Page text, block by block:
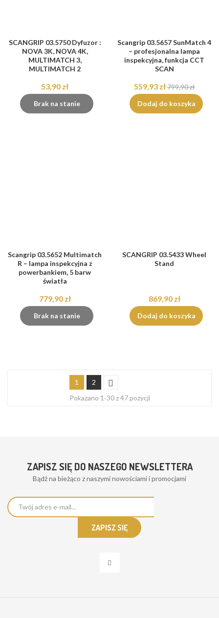
SCANGRIP 03.5750 Dyfuzor :
NOVA 3K, NOVA 4K,
MULTIMATCH 3,
MULTIMATCH 2
53,90 zł
Brak na stanie
Scangrip 03.5657 SunMatch 4
– profesjonalna lampa
inspekcyjna, funkcja CCT
SCAN
559,93 zł799,90 zł
Dodaj do koszyka
Scangrip 03.5652 Multimatch
R – lampa inspekcyjna z
powerbankiem, 5 barw
światła
779,90 zł
Brak na stanie
SCANGRIP 03.5433 Wheel
Stand
869,90 zł
Dodaj do koszyka
1
2
Pokazano 1-30 z 47 pozycji
ZAPISZ SIĘ DO NASZEGO NEWSLETTERA
Bądż na bieżąco z naszymi nowościami i promocjami